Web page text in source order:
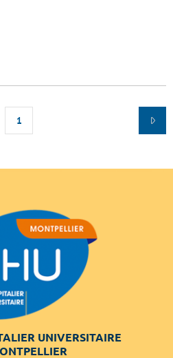
1
UNIVERSITAIRE